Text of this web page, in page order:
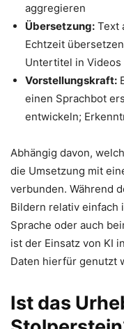
aggregieren
Übersetzung: Text
Echtzeit
Untertitel in
Vorstellungskraft:
einen Sprachbot
entwickeln;
Abhängig davon,
die Umsetzung mit
verbunden. Während
Bildern relativ einfach
Sprache oder auch
ist der Einsatz von KI
Daten hierfür genutzt
Ist das